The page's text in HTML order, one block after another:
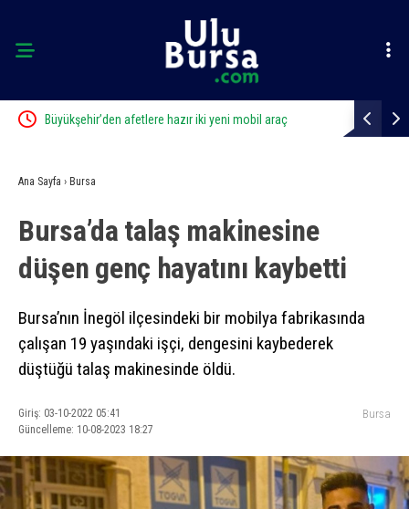
Büyükşehir’den afetlere hazır iki yeni mobil araç
Ana Sayfa › Bursa
Bursa’da talaş makinesine
düşen genç hayatını kaybetti
Bursa’nın İnegöl ilçesindeki bir mobilya fabrikasında
çalışan 19 yaşındaki işçi, dengesini kaybederek
düştüğü talaş makinesinde öldü.
Giriş: 03-10-2022 05:41
Güncelleme: 10-08-2023 18:27
Bursa